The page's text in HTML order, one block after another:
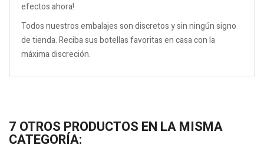
efectos ahora!
Todos nuestros embalajes son discretos y sin ningún signo
de tienda. Reciba sus botellas favoritas en casa con la
máxima discreción.
7 OTROS PRODUCTOS EN LA MISMA
CATEGORÍA: